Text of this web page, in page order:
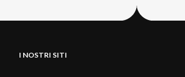
I NOSTRI SITI